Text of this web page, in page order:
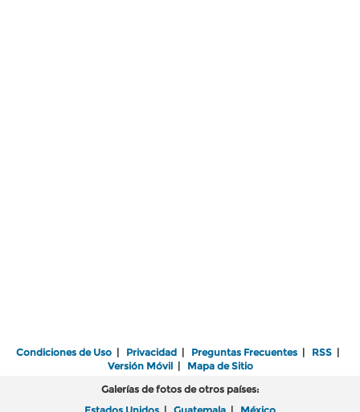
Condiciones de Uso | Privacidad | Preguntas Frecuentes | RSS |
Versión Móvil| Mapa de Sitio
Galerías de fotos de otros países:
Estados Unidos | Guatemala | México